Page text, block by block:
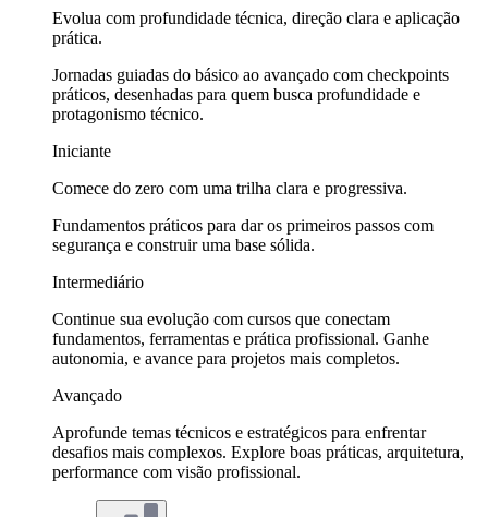
Evolua com profundidade técnica, direção clara e aplicação
prática.
Jornadas guiadas do básico ao avançado com checkpoints
práticos, desenhadas para quem busca profundidade e
protagonismo técnico.
Iniciante
Comece do zero com uma trilha clara e progressiva.
Fundamentos práticos para dar os primeiros passos com
segurança e construir uma base sólida.
Intermediário
Continue sua evolução com cursos que conectam
fundamentos, ferramentas e prática profissional. Ganhe
autonomia, e avance para projetos mais completos.
Avançado
Aprofunde temas técnicos e estratégicos para enfrentar
desafios mais complexos. Explore boas práticas, arquitetura,
performance com visão profissional.